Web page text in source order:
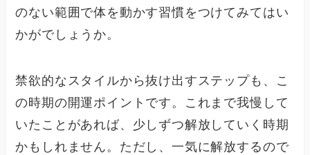
のない範囲で体を動かす習慣をつけてみてはい
かがでしょうか。
禁欲的なスタイルから抜け出すステップも、こ
の時期の開運ポイントです。これまで我慢して
いたことがあれば、少しずつ解放していく時期
かもしれません。ただし、一気に解放するので